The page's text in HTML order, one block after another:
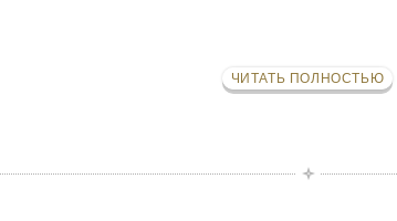
ЧИТАТЬ ПОЛНОСТЬЮ